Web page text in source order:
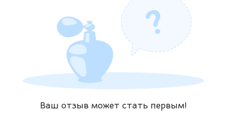
Ваш отзыв может стать первым!